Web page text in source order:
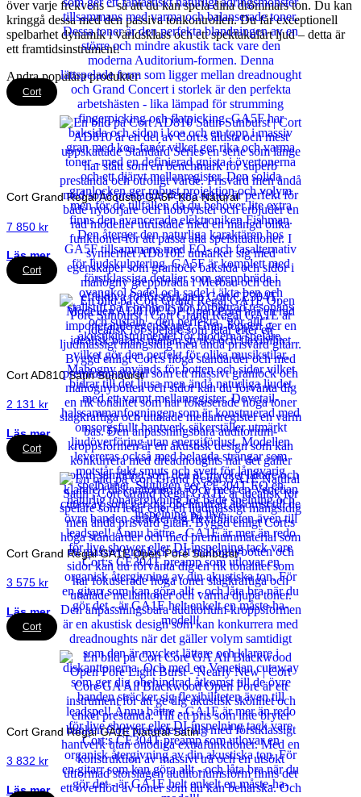
över varje frekvens – så att du kan spela dina drömmars ton. Du kan
kringgå dessa med den passiva tonkontrollen. Du får exceptionell
spelbarhet dynamik i världsklass och ett spektakulärt ljud – detta är
ett framtidsinstrument!
Andra populära produkter
Cort
Cort Grand Regal Acoustic GA5F Koa Natural
7 850 kr
Läs mer
Cort
Cort AD810 Satin Sunburst
2 131 kr
Läs mer
Cort
Cort Grand Regal GA1E Open Pore Sunburst
3 575 kr
Läs mer
Cort
Cort Grand Regal GA1E Natural Satin
3 832 kr
Läs mer